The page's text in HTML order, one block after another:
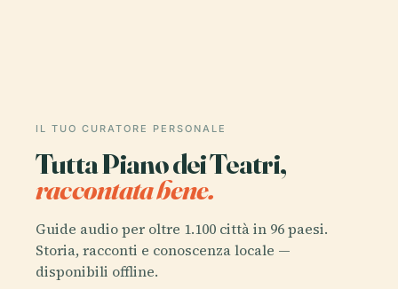
IL TUO CURATORE PERSONALE
Tutta Piano dei Teatri,
raccontata bene.
Guide audio per oltre 1.100 città in 96 paesi.
Storia, racconti e conoscenza locale —
disponibili offline.